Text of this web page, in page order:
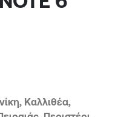
Καλλιθέα,